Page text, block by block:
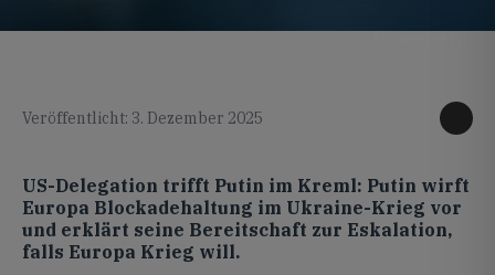
Veröffentlicht: 3. Dezember 2025
US-Delegation trifft Putin im Kreml: Putin wirft
Europa Blockadehaltung im Ukraine-Krieg vor
und erklärt seine Bereitschaft zur Eskalation,
falls Europa Krieg will.